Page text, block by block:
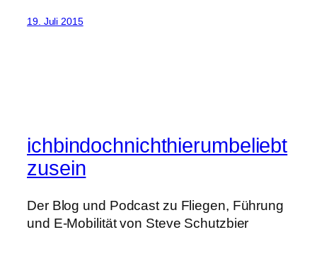
19. Juli 2015
ichbindochnichthierumbeliebt
zusein
Der Blog und Podcast zu Fliegen, Führung
und E-Mobilität von Steve Schutzbier